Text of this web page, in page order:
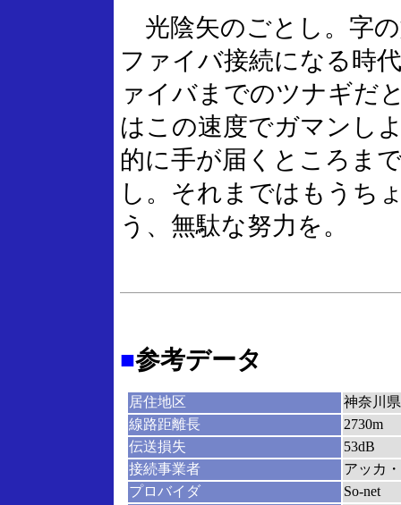
光陰矢のごとし。字
ファイバ接続になる時
ァイバまでのツナギだ
はこの速度でガマンし
的に手が届くところま
し。それまではもうち
う、無駄な努力を。
■参考データ
居住地区
神奈川
線路距離長
2730m
伝送損失
53dB
接続事業者
アッカ
プロバイダ
So-net